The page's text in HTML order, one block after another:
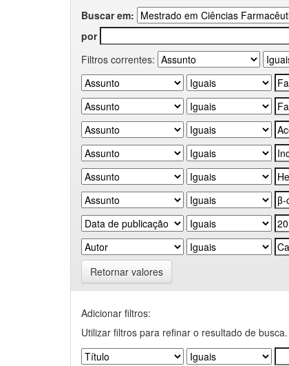
Buscar em:
por
Filtros correntes:
Retornar valores
Adicionar filtros:
Utilizar filtros para refinar o resultado de busca.